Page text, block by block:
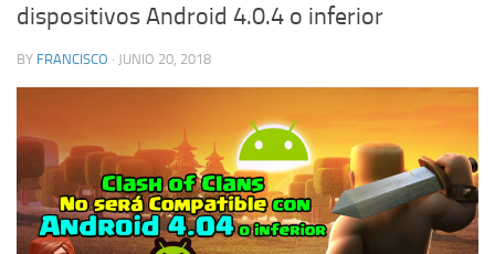
dispositivos Android 4.0.4 o inferior
BY FRANCISCO · JUNIO 20, 2018